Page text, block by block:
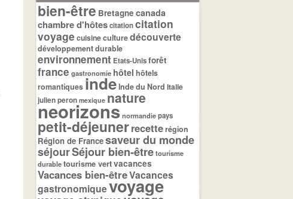
bien-être Bretagne canada
chambre d'hôtescitationcitation
voyage cuisineculturedécouverte
développement durable
environnement Etats-Unisforêt
france gastronomie hôtel hôtels
romantiquesindeInde du Nord Italie
julien peron mexique nature
neorizons normandie pays
petit-déjeunerrecetterégion
Région de Francesaveur du monde
séjourSéjour bien-être tourisme
durable tourisme vertvacances
Vacances bien-êtreVacances
gastronomiquevoyage